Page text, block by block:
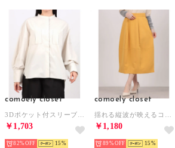
comoely closet
￥1,703
82% 15
comoely closet
￥1,180
89% 15